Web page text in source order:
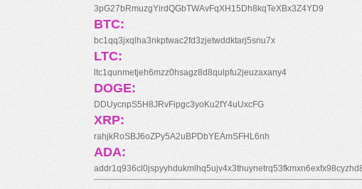
3pG27bRmuzgYirdQGbTWAvFqXH15Dh8kqTeXBx3Z4YD9
BTC:
bc1qq3jxqlha3nkptwac2fd3zjetwddktarj5snu7x
LTC:
ltc1qunmetjeh6mzz0hsagz8d8qulpfu2jeuzaxany4
DOGE:
DDUycnpS5H8JRvFipgc3yoKu2fY4uUxcFG
XRP:
rahjkRoSBJ6oZPy5A2uBPDbYEAmSFHL6nh
ADA: